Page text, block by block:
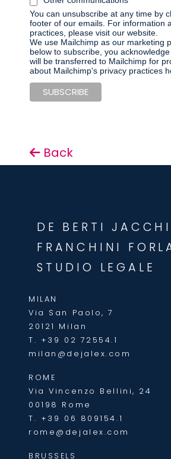
You can unsubscribe at any time by
footer of our emails. For information
practices, please visit our website.
We use Mailchimp as our marketing
below to subscribe, you
will be transferred to Mailchimp for
about Mailchimp's privacy practices
Back
DE BERTI
FRANCHINI
STUDIO LEGALE
MILAN
Via San Paolo, 7
20121 Milan
T. +39 02 72554.1
milan@dejalex.com
ROME
Via Vincenzo Bellini, 24
00198 Rome
T. +39 06 809154.1
rome@dejalex.com
BRUSSELS